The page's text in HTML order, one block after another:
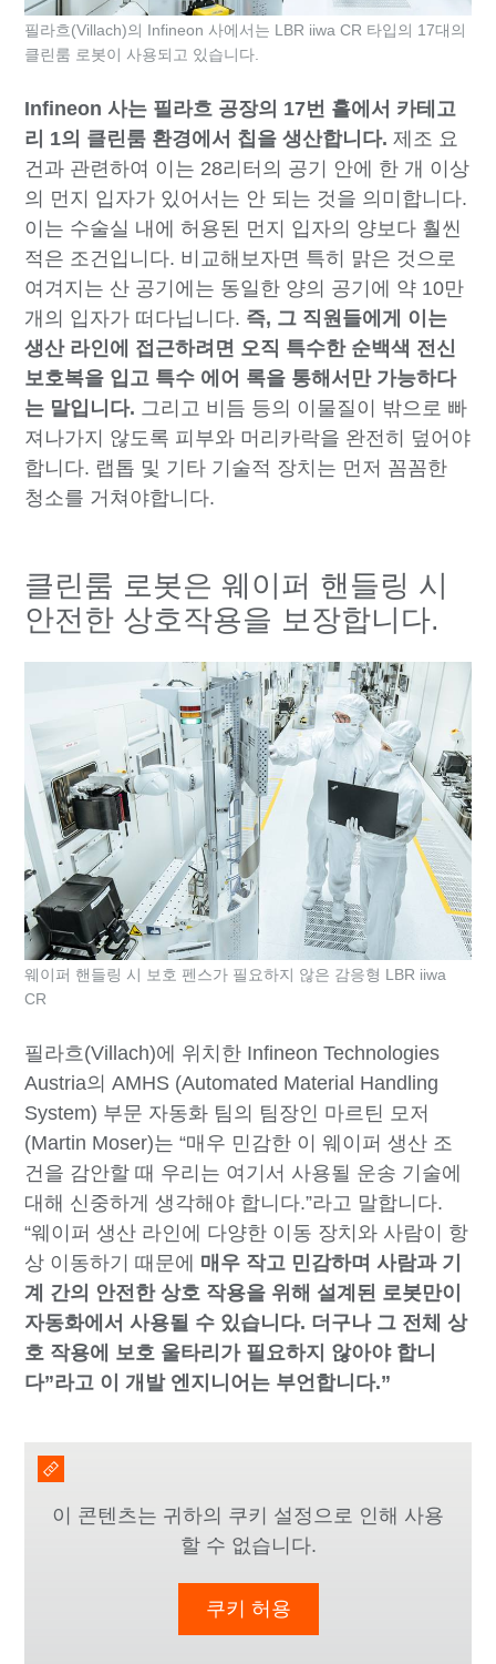
Infineon 사는 필라흐 공장의 17번 홀에서 카테고
리 1의 클린룸 환경에서 칩을 생산합니다. 제조 요
건과 관련하여 이는 28리터의 공기 안에 한 개 이상
의 먼지 입자가 있어서는 안 되는 것을 의미합니다.
이는 수술실 내에 허용된 먼지 입자의 양보다 훨씬
적은 조건입니다. 비교해보자면 특히 맑은 것으로
여겨지는 산 공기에는 동일한 양의 공기에 약 10만
개의 입자가 떠다닙니다. 즉, 그 직원들에게 이는
생산 라인에 접근하려면 오직 특수한 순백색 전신
보호복을 입고 특수 에어 록을 통해서만 가능하다
는 말입니다. 그리고 비듬 등의 이물질이 밖으로 빠
져나가지 않도록 피부와 머리카락을 완전히 덮어야
합니다. 랩톱 및 기타 기술적 장치는 먼저 꼼꼼한
청소를 거쳐야합니다.
필라흐(Villach)의 Infineon 사에서는 LBR iiwa CR 타입의 17대의
클린룸 로봇이 사용되고 있습니다.
클린룸 로봇은 웨이퍼 핸들링 시
안전한 상호작용을 보장합니다.
필라흐(Villach)에 위치한 Infineon Technologies
Austria의 AMHS (Automated Material Handling
System) 부문 자동화 팀의 팀장인 마르틴 모저
(Martin Moser)는 “매우 민감한 이 웨이퍼 생산 조
건을 감안할 때 우리는 여기서 사용될 운송 기술에
대해 신중하게 생각해야 합니다.”라고 말합니다.
“웨이퍼 생산 라인에 다양한 이동 장치와 사람이 항
상 이동하기 때문에 매우 작고 민감하며 사람과 기
계 간의 안전한 상호 작용을 위해 설계된 로봇만이
자동화에서 사용될 수 있습니다. 더구나 그 전체 상
호 작용에 보호 울타리가 필요하지 않아야 합니
다”라고 이 개발 엔지니어는 부언합니다.”
웨이퍼 핸들링 시 보호 펜스가 필요하지 않은 감응형 LBR iiwa
CR
이 콘텐츠는 귀하의 쿠키 설정으로 인해 사용
할 수 없습니다.
쿠키 허용